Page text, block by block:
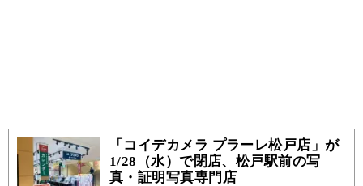
「コイデカメラ プラーレ松戸店」が
1/28（水）で閉店、松戸駅前の写
真・証明写真専門店